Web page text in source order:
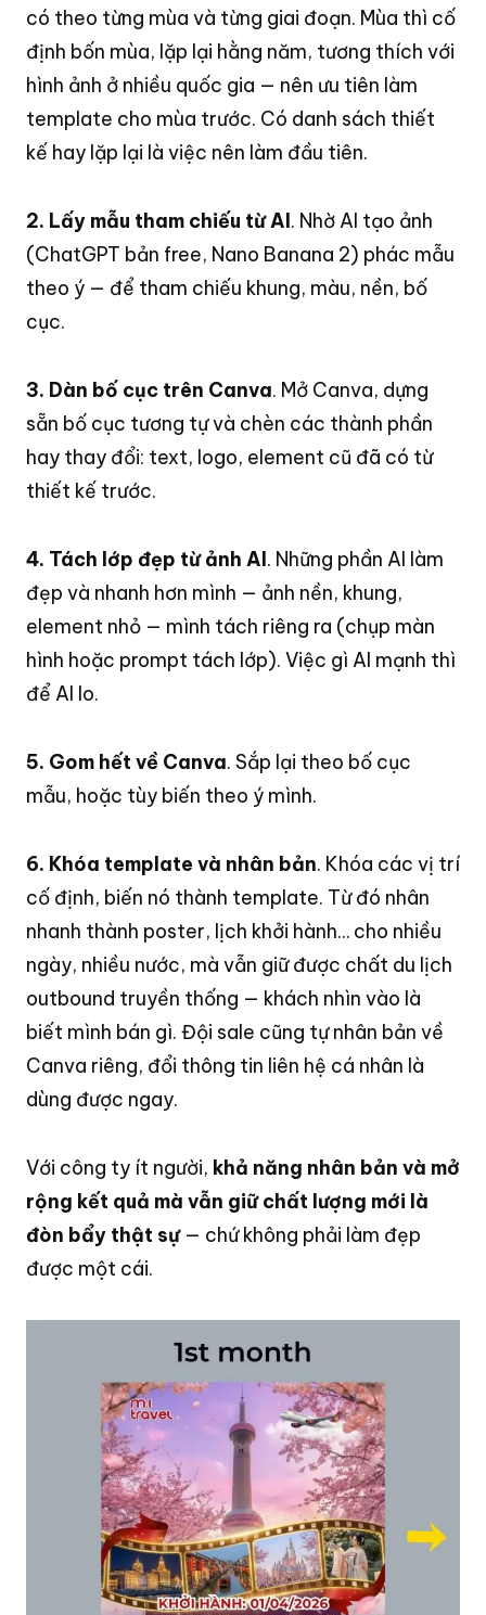
có theo từng mùa và từng giai đoạn. Mùa thì cố
định bốn mùa, lặp lại hằng năm, tương thích với
hình ảnh ở nhiều quốc gia — nên ưu tiên làm
template cho mùa trước. Có danh sách thiết
kế hay lặp lại là việc nên làm đầu tiên.
2. Lấy mẫu tham chiếu từ AI. Nhờ AI tạo ảnh
(ChatGPT bản free, Nano Banana 2) phác mẫu
theo ý — để tham chiếu khung, màu, nền, bố
cục.
3. Dàn bố cục trên Canva. Mở Canva, dựng
sẵn bố cục tương tự và chèn các thành phần
hay thay đổi: text, logo, element cũ đã có từ
thiết kế trước.
4. Tách lớp đẹp từ ảnh AI. Những phần AI làm
đẹp và nhanh hơn mình — ảnh nền, khung,
element nhỏ — mình tách riêng ra (chụp màn
hình hoặc prompt tách lớp). Việc gì AI mạnh thì
để AI lo.
5. Gom hết về Canva. Sắp lại theo bố cục
mẫu, hoặc tùy biến theo ý mình.
6. Khóa template và nhân bản. Khóa các vị trí
cố định, biến nó thành template. Từ đó nhân
nhanh thành poster, lịch khởi hành… cho nhiều
ngày, nhiều nước, mà vẫn giữ được chất du lịch
outbound truyền thống — khách nhìn vào là
biết mình bán gì. Đội sale cũng tự nhân bản về
Canva riêng, đổi thông tin liên hệ cá nhân là
dùng được ngay.
Với công ty ít người, khả năng nhân bản và mở
rộng kết quả mà vẫn giữ chất lượng mới là
đòn bẩy thật sự— chứ không phải làm đẹp
được một cái.